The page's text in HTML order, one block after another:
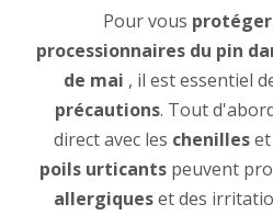
Pour vous
processionnaires du pin
de mai , il est essentiel
précautions. Tout
direct avec les chenilles
poils urticants peuvent
allergiqueset des